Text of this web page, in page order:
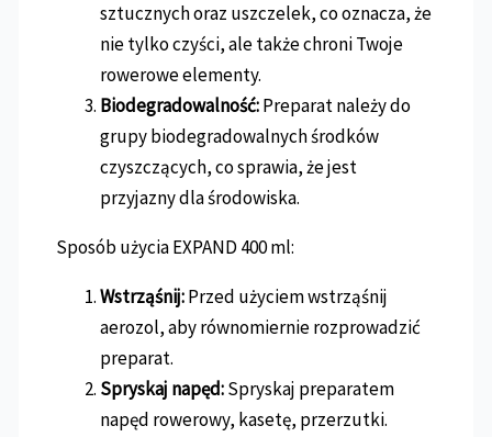
sztucznych oraz uszczelek, co oznacza, że
nie tylko czyści, ale także chroni Twoje
rowerowe elementy.
Biodegradowalność:Preparat należy do
grupy biodegradowalnych środków
czyszczących, co sprawia, że jest
przyjazny dla środowiska.
Sposób użycia EXPAND 400 ml:
Wstrząśnij:Przed użyciem wstrząśnij
aerozol, aby równomiernie rozprowadzić
preparat.
Spryskaj napęd:Spryskaj preparatem
napęd rowerowy, kasetę, przerzutki.